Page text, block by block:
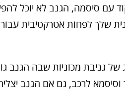
עם סיסמה, הגנב לא יוכל
שלך לפחות אטרקטיבית
של גניבת מכוניות שבה הגנב
לרכב, גם אם הגנב